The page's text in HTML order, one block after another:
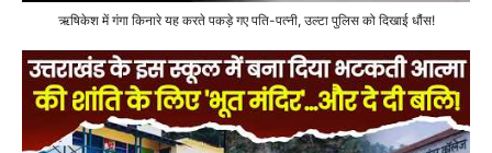
ऋषिकेश में गंगा किनारे यह करते पकड़े गए पति-पत्नी, उल्टा पुलिस को दिखाई धौंस!